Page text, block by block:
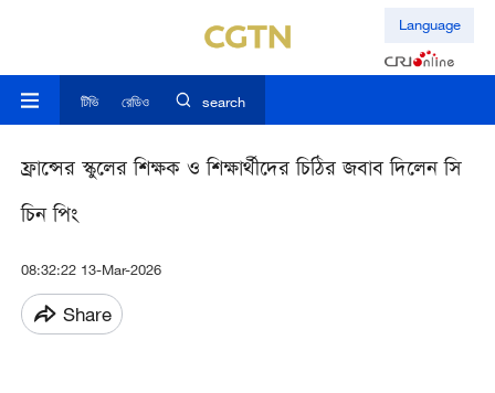
Language
টিভি রেডিও search
ফ্রান্সের স্কুলের শিক্ষক ও শিক্ষার্থীদের চিঠির জবাব দিলেন সি
চিন পিং
08:32:22 13-Mar-2026
Share